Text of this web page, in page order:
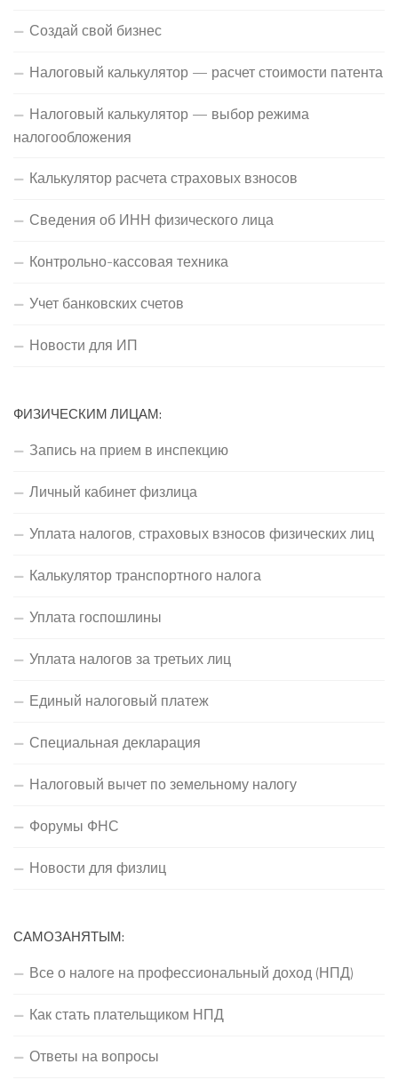
Создай свой бизнес
Налоговый калькулятор — расчет стоимости патента
Налоговый калькулятор — выбор режима
налогообложения
Калькулятор расчета страховых взносов
Сведения об ИНН физического лица
Контрольно-кассовая техника
Учет банковских счетов
Новости для ИП
ФИЗИЧЕСКИМ ЛИЦАМ:
Запись на прием в инспекцию
Личный кабинет физлица
Уплата налогов, страховых взносов физических лиц
Калькулятор транспортного налога
Уплата госпошлины
Уплата налогов за третьих лиц
Единый налоговый платеж
Специальная декларация
Налоговый вычет по земельному налогу
Форумы ФНС
Новости для физлиц
САМОЗАНЯТЫМ:
Все о налоге на профессиональный доход (НПД)
Как стать плательщиком НПД
Ответы на вопросы